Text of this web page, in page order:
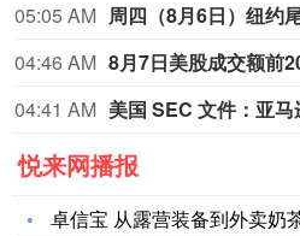
04:09 AM 美元指数6日上涨
04:07 AM
04:00 AM 美股收盘：三大股指
悦来网播报
卓信宝 从露营装备到外卖奶茶，熊